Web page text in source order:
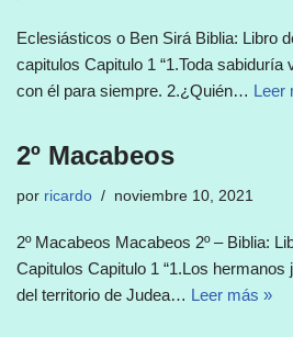
Eclesiásticos o Ben Sirá Biblia: Libro
capitulos Capitulo 1 “1.Toda sabiduría
con él para siempre. 2.¿Quién… Leer
2º Macabeos
por ricardo noviembre 10, 2021
2º Macabeos Macabeos 2º – Biblia:
Capitulos Capitulo 1 “1.Los
del territorio de Judea… Leer más »